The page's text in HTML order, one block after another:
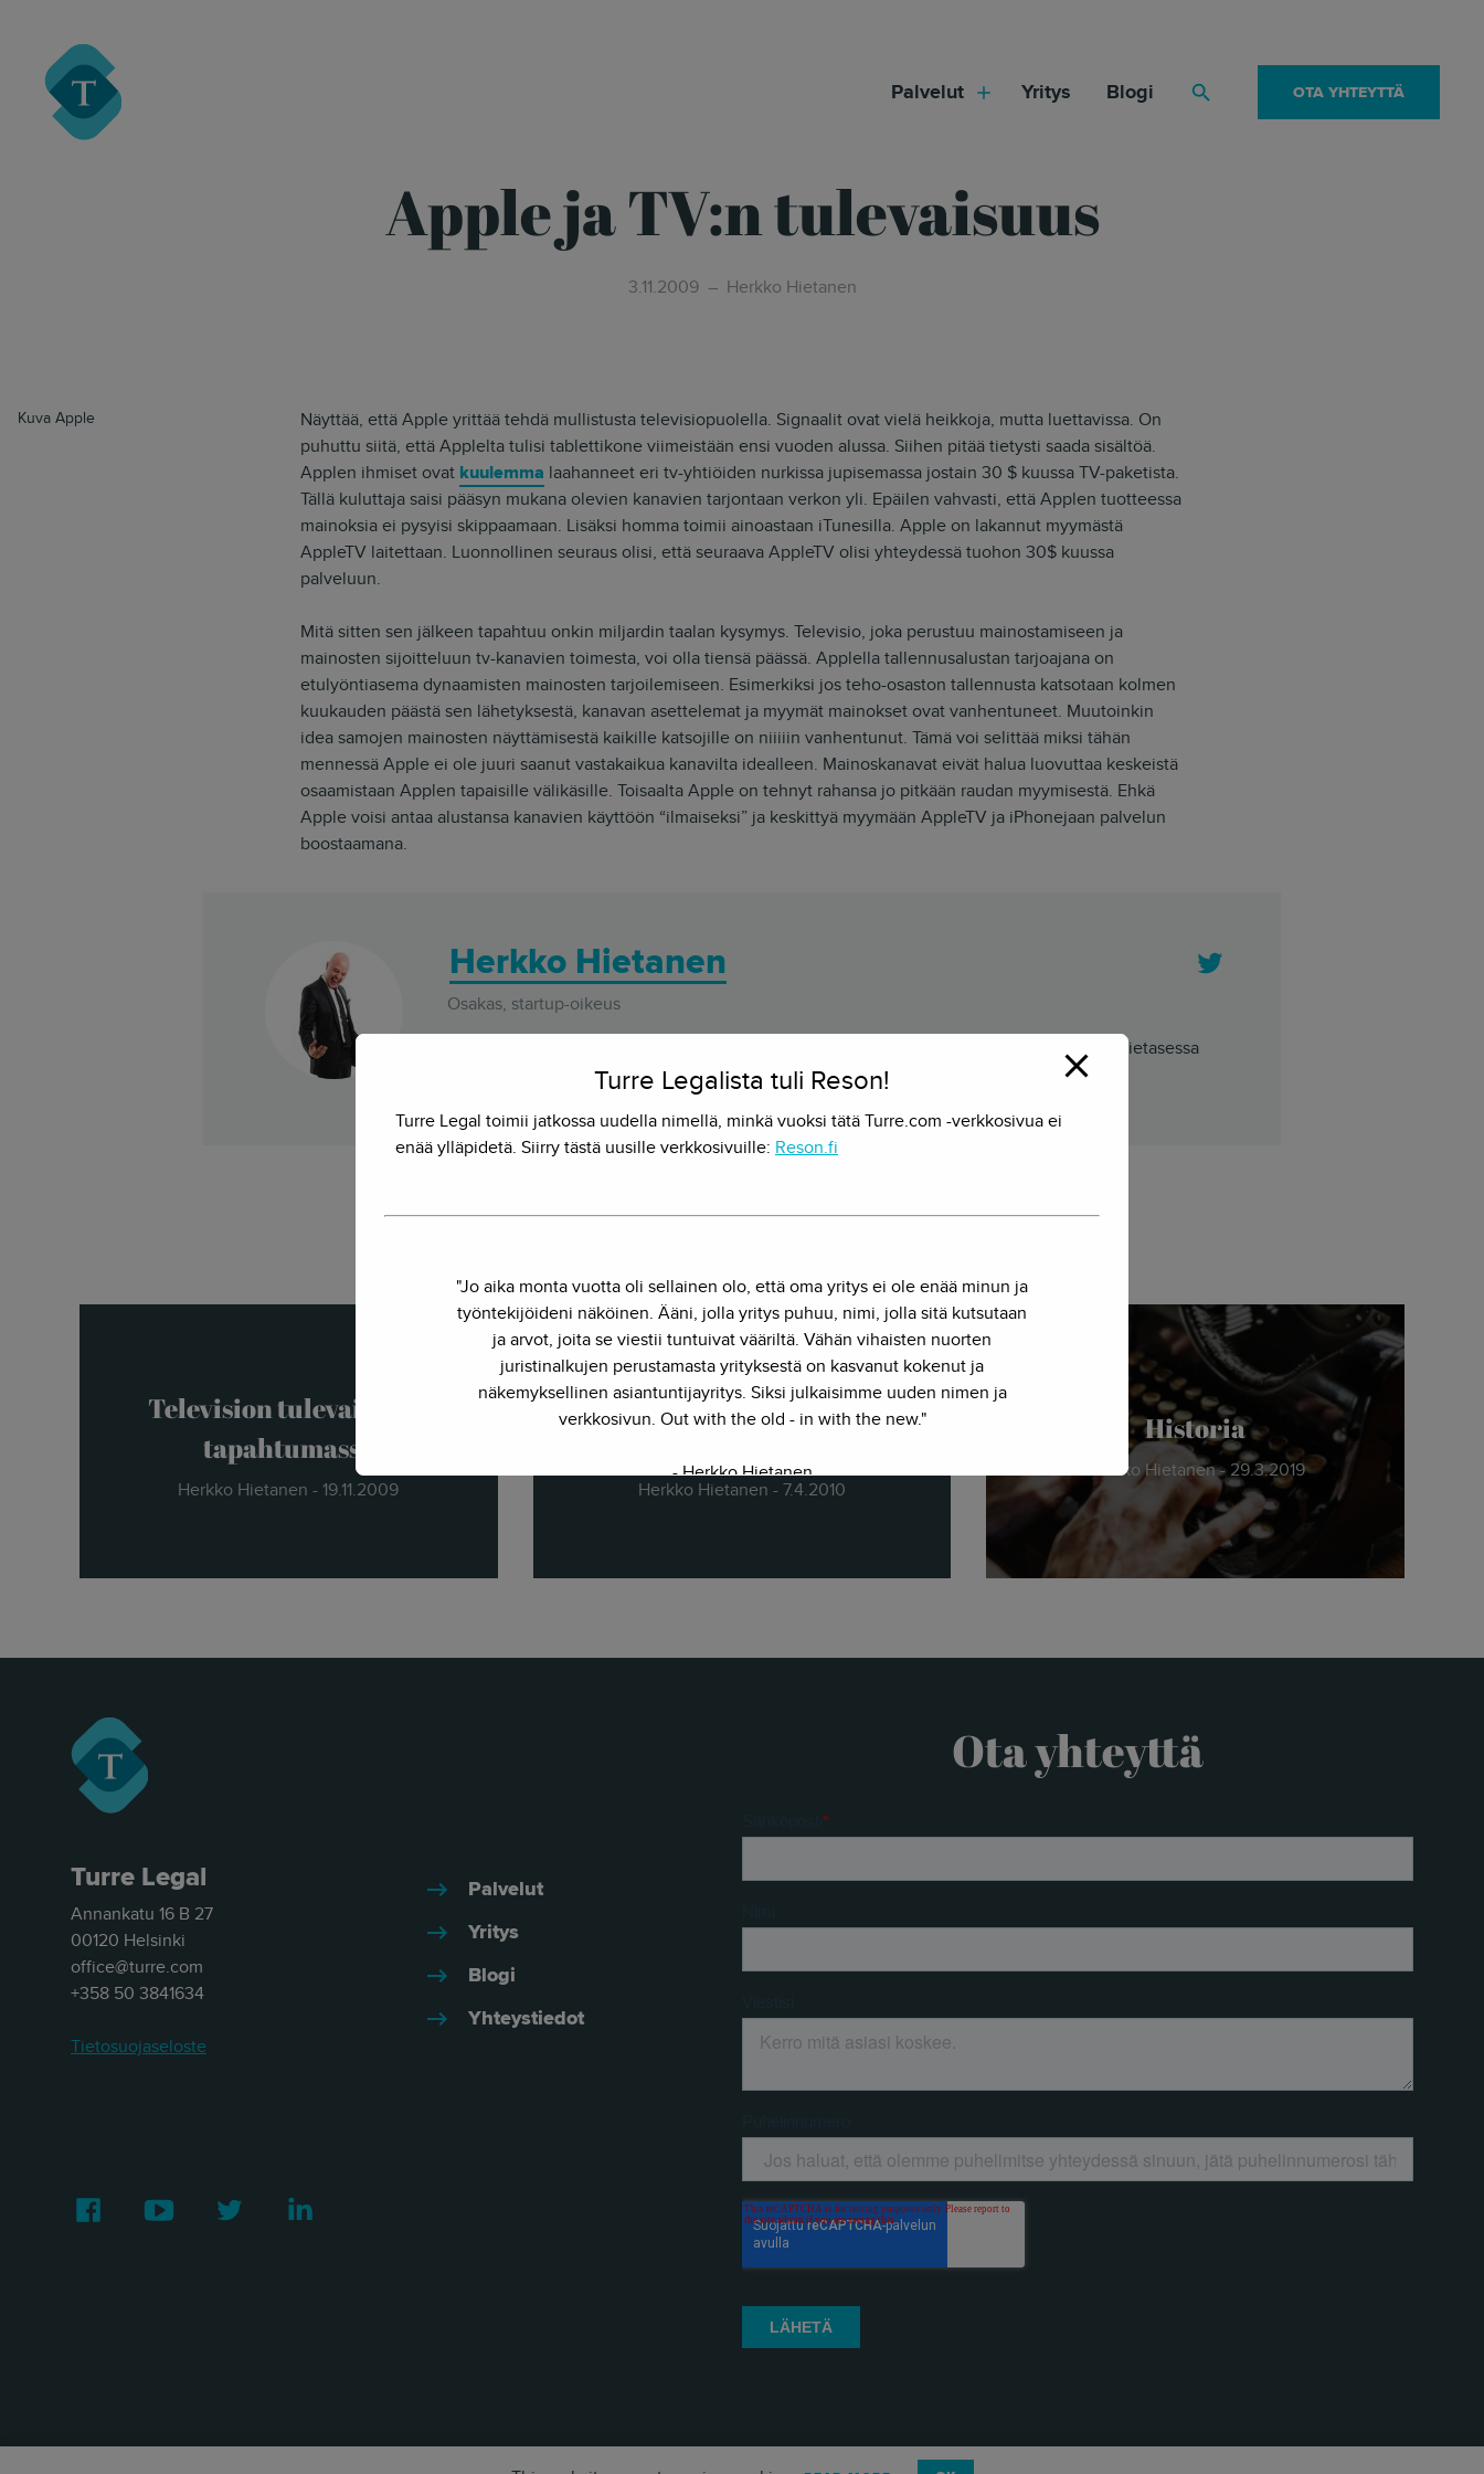
Turre Legal
Palvelut Yritys Blogi OTA YHTEYTTÄ
Apple ja TV:n tulevaisuus
3.11.2009 Herkko Hietanen
Kuva Apple
Näyttää, että Apple yrittää tehdä mullistusta televisiopuolella. Signaalit ovat vielä heikkoja, mutta luettavissa. On
puhuttu siitä, että Applelta tulisi tablettikone viimeistään ensi vuoden alussa. Siihen pitää tietysti saada sisältöä.
Applen ihmiset ovat kuulemma laahanneet eri tv-yhtiöiden nurkissa jupisemassa jostain 30 $ kuussa TV-paketista.
Tällä kuluttaja saisi pääsyn mukana olevien kanavien tarjontaan verkon yli. Epäilen vahvasti, että Applen tuotteessa
mainoksia ei pysyisi skippaamaan. Lisäksi homma toimii ainoastaan iTunesilla. Apple on lakannut myymästä
AppleTV laitettaan. Luonnollinen seuraus olisi, että seuraava AppleTV olisi yhteydessä tuohon 30$ kuussa
palveluun.
Mitä sitten sen jälkeen tapahtuu onkin miljardin taalan kysymys. Televisio, joka perustuu mainostamiseen ja
mainosten sijoitteluun tv-kanavien toimesta, voi olla tiensä päässä. Applella tallennusalustan tarjoajana on
etulyöntiasema dynaamisten mainosten tarjoilemiseen. Esimerkiksi jos teho-osaston tallennusta katsotaan kolmen
kuukauden päästä sen lähetyksestä, kanavan asettelemat ja myymät mainokset ovat vanhentuneet. Muutoinkin
idea samojen mainosten näyttämisestä kaikille katsojille on niiiiin vanhentunut. Tämä voi selittää miksi tähän
mennessä Apple ei ole juuri saanut vastakaikua kanavilta idealleen. Mainoskanavat eivät halua luovuttaa keskeistä
osaamistaan Applen tapaisille välikäsille. Toisaalta Apple on tehnyt rahansa jo pitkään raudan myymisestä. Ehkä
Apple voisi antaa alustansa kanavien käyttöön “ilmaiseksi” ja keskittyä myymään AppleTV ja iPhonejaan palvelun
boostaamana.
Herkko Hietanen
Osakas, startup-oikeus
Voiko juristi olla myös palvelumuotoilija, ohjelmistokehittäjä ja kauppatieteilijä. Herkko Hietasessa
yhdistyy monitieteisyys yhdessä paketissa.
Lue myös
Television tulevaisuus -
tapahtumassa
Herkko Hietanen - 19.11.2009
Kuvien oikeudet ja tekijän
Herkko Hietanen - 7.4.2010
Historia
Herkko Hietanen - 29.3.2019
Turre Legal
Annankatu 16 B 27
00120 Helsinki
office@turre.com
+358 50 3841634
Tietosuojaseloste
Palvelut
Yritys
Blogi
Yhteystiedot
Facebook Youtube Twitter
Ota yhteyttä
Turre Legalista tuli Reson!
Turre Legal toimii jatkossa uudella nimellä, minkä vuoksi tätä Turre.com -verkkosivua ei
enää ylläpidetä. Siirry tästä uusille verkkosivuille: Reson.fi
"Jo aika monta vuotta oli sellainen olo, että oma yritys ei ole enää minun ja
työntekijöideni näköinen. Ääni, jolla yritys puhuu, nimi, jolla sitä kutsutaan
ja arvot, joita se viestii tuntuivat vääriltä. Vähän vihaisten nuorten
juristinalkujen perustamasta yrityksestä on kasvanut kokenut ja
näkemyksellinen asiantuntijayritys. Siksi julkaisimme uuden nimen ja
verkkosivun. Out with the old - in with the new."
- Herkko Hietanen